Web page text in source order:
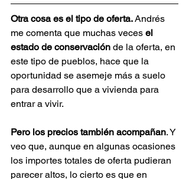
Otra cosa es el tipo de oferta. Andrés
me comenta que muchas veces el
estado de conservación de la oferta, en
este tipo de pueblos, hace que la
oportunidad se asemeje más a suelo
para desarrollo que a vivienda para
entrar a vivir.
Pero los precios también acompañan. Y
veo que, aunque en algunas ocasiones
los importes totales de oferta pudieran
parecer altos, lo cierto es que en